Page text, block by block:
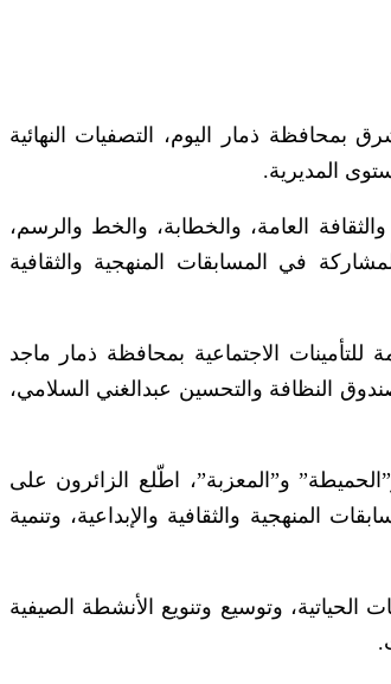
بمحافظة ذمار اليوم، التصفيات النهائية
المديرية.
العامة، والخطابة، والخط والرسم،
في المسابقات المنهجية والثقافية
الاجتماعية بمحافظة ذمار ماجد
النظافة والتحسين عبدالغني السلامي،
و”المعزبة”، اطّلع الزائرون على
المنهجية والثقافية والإبداعية، وتنمية
وتوسيع وتنويع الأنشطة الصيفية